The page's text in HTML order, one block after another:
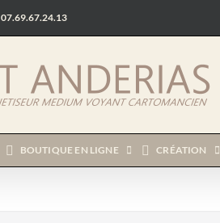
07.69.67.24.13
BOUTIQUE EN LIGNE CRÉATION